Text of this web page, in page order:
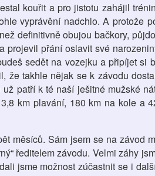
kouřit a pro jistotu zahájil
vyprávění nadchlo. A protože
definitivně obujou bačkory,
projevil přání oslavit své
sedět na vozejku a připíjet si
že takhle nějak se k závodu
patří k té naší ješitné mužské
km plavání, 180 km na kole a
měsíců. Sám jsem se na závod
ředitelem závodu. Velmi záhy
jsme možnost zúčastnit se i